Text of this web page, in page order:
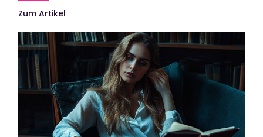
Zum Artikel